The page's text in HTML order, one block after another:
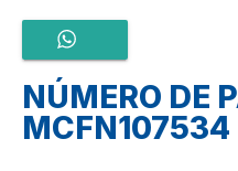
NÚMERO DE
MCFN107534